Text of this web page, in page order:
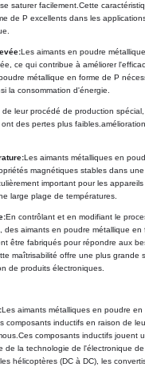
saturer facilement.Cette
de P excellents dans les
Les aimants en poudre
ce qui contribue à améliorer
métallique en forme de P
la consommation d'énergie.
de leur procédé de production
des pertes plus
Les aimants métalliques en
magnétiques stables dans
important pour les
large plage de températures.
En contrôlant et en modifiant le
des aimants en poudre métallique en
être fabriqués pour répondre aux
maîtrisabilité offre une plus grande
de produits électroniques.
Les aimants métalliques en poudre
composants inductifs en raison de
composants inductifs jouent
de la technologie de l'électronique
hélicoptères (DC à DC), les